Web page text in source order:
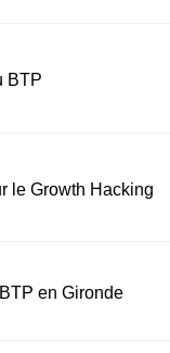
BTP
le Growth Hacking
en Gironde